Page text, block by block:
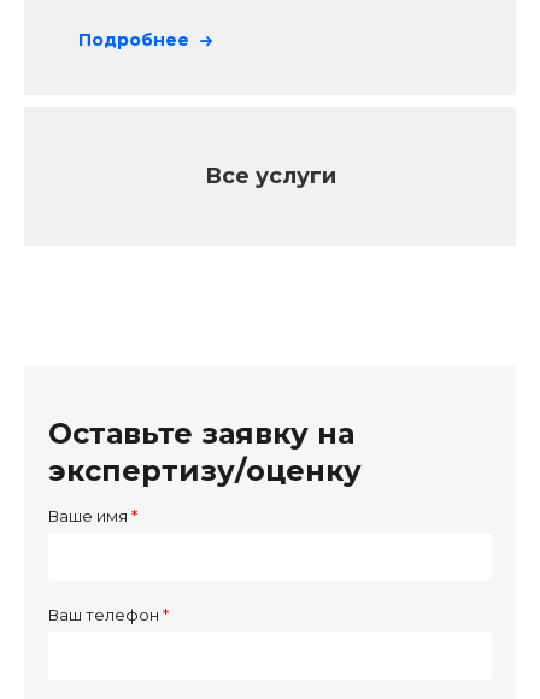
Подробнее
Все услуги
Оставьте заявку на
экспертизу/оценку
Ваше имя
Ваш телефон